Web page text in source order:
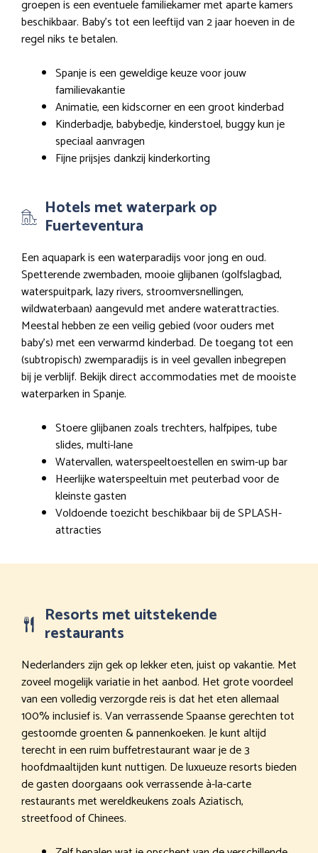
groepen is een eventuele familiekamer met aparte kamers
beschikbaar. Baby’s tot een leeftijd van 2 jaar hoeven in de
regel niks te betalen.
Spanje is een geweldige keuze voor jouw
familievakantie
Animatie, een kidscorner en een groot kinderbad
Kinderbadje, babybedje, kinderstoel, buggy kun je
speciaal aanvragen
Fijne prijsjes dankzij kinderkorting
Hotels met waterpark op
Fuerteventura
Een aquapark is een waterparadijs voor jong en oud.
Spetterende zwembaden, mooie glijbanen (golfslagbad,
waterspuitpark, lazy rivers, stroomversnellingen,
wildwaterbaan) aangevuld met andere waterattracties.
Meestal hebben ze een veilig gebied (voor ouders met
baby’s) met een verwarmd kinderbad. De toegang tot een
(subtropisch) zwemparadijs is in veel gevallen inbegrepen
bij je verblijf. Bekijk direct accommodaties met de mooiste
waterparken in Spanje.
Stoere glijbanen zoals trechters, halfpipes, tube
slides, multi-lane
Watervallen, waterspeeltoestellen en swim-up bar
Heerlijke waterspeeltuin met peuterbad voor de
kleinste gasten
Voldoende toezicht beschikbaar bij de SPLASH-
attracties
Resorts met uitstekende
restaurants
Nederlanders zijn gek op lekker eten, juist op vakantie. Met
zoveel mogelijk variatie in het aanbod. Het grote voordeel
van een volledig verzorgde reis is dat het eten allemaal
100% inclusief is. Van verrassende Spaanse gerechten tot
gestoomde groenten & pannenkoeken. Je kunt altijd
terecht in een ruim buffetrestaurant waar je de 3
hoofdmaaltijden kunt nuttigen. De luxueuze resorts bieden
de gasten doorgaans ook verrassende à-la-carte
restaurants met wereldkeukens zoals Aziatisch,
streetfood of Chinees.